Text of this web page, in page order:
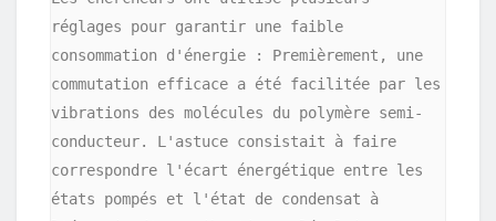
réglages pour garantir une faible
consommation d'énergie : Premièrement, une
commutation efficace a été facilitée par les
vibrations des molécules du polymère semi-
conducteur. L'astuce consistait à faire
correspondre l'écart énergétique entre les
états pompés et l'état de condensat à